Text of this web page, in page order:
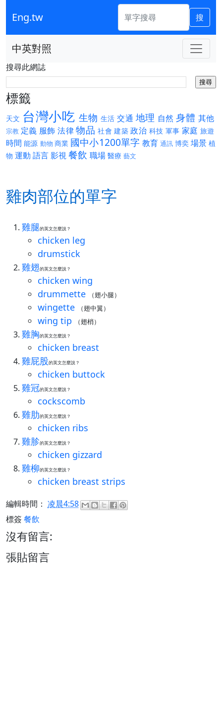
Eng.tw 搜
中英對照
搜尋此網誌
標籤
天文 台灣小吃 生物 生活 交通 地理 自然 身體 其他
宗教 定義 服飾 法律物品 社會 建築 政治 科技 軍事 家庭 旅遊
時間 能源 動物 商業 國中小1200單字 教育 通訊 博奕 場景 植
物 運動 語言影視餐飲 職場 醫療 藝文
雞肉部位的單字
雞腿的英文怎麼說？
chicken leg
drumstick
雞翅的英文怎麼說？
chicken wing
drummette
（翅小腿）
wingette （翅中翼）
wing tip （翅梢）
雞胸的英文怎麼說？
chicken breast
雞屁股的英文怎麼說？
chicken buttock
雞冠的英文怎麼說？
cockscomb
雞肋的英文怎麼說？
chicken ribs
雞胗的英文怎麼說？
chicken gizzard
雞柳的英文怎麼說？
chicken breast strips
編輯時間： 凌晨4:58
標簽 餐飲
沒有留言:
張貼留言